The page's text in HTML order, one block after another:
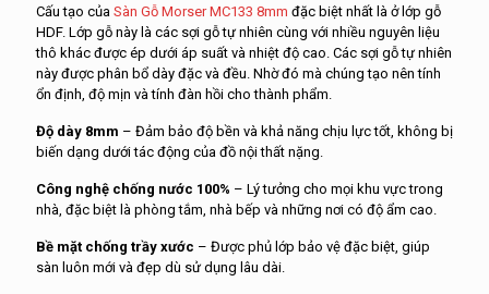
Cấu tạo của Sàn Gỗ Morser MC133 8mm đặc biệt nhất là ở lớp gỗ
HDF. Lớp gỗ này là các sợi gỗ tự nhiên cùng với nhiều nguyên liệu
thô khác được ép dưới áp suất và nhiệt độ cao. Các sợi gỗ tự nhiên
này được phân bổ dày đặc và đều. Nhờ đó mà chúng tạo nên tính
ổn định, độ mịn và tính đàn hồi cho thành phẩm.
Độ dày 8mm – Đảm bảo độ bền và khả năng chịu lực tốt, không bị
biến dạng dưới tác động của đồ nội thất nặng.
Công nghệ chống nước 100% – Lý tưởng cho mọi khu vực trong
nhà, đặc biệt là phòng tắm, nhà bếp và những nơi có độ ẩm cao.
Bề mặt chống trầy xước – Được phủ lớp bảo vệ đặc biệt, giúp
sàn luôn mới và đẹp dù sử dụng lâu dài.